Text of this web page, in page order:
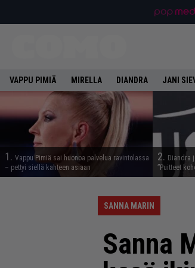
VAPPU PIMIÄ MIRELLA DIANDRA JANI
1. Vappu Pimiä sai huonoa palvelua ravintolassa
– pettyi siellä kahteen asiaan
2. Diandra
”Puitteet
SANNA MARIN
Sanna